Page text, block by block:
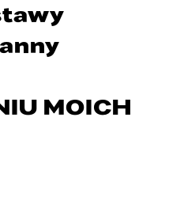
MOICH